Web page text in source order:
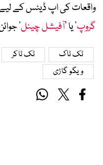
واقعات کی اپ ڈیٹس کے لیے
گروپ‘ یا ’آفیشل چینل‘
ٹک ٹاک ٹک ٹاکر
ویگو گاڑی